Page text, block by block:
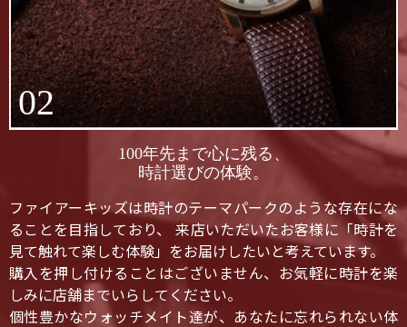
02
100年先まで心に残る、
時計選びの体験。
ファイアーキッズは時計のテーマパークのような存在にな
ることを目指しており、 来店いただいたお客様に「時計を
見て触れて楽しむ体験」をお届けしたいと考えています。
購入を押し付けることはございません、お気軽に時計を楽
しみに店舗までいらしてください。
個性豊かなウォッチメイト達が、あなたに忘れられない体